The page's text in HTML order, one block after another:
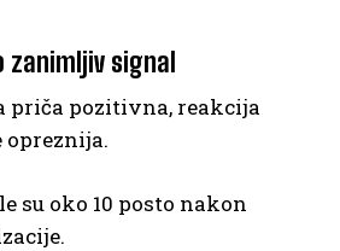
zanimljiv signal
priča pozitivna, reakcija
su oko 10 posto nakon